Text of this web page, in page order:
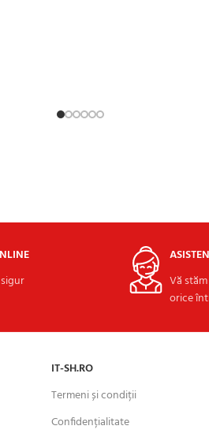
Vă
orice
IT-SH.RO
Termeni și condiții
Confidențialitate